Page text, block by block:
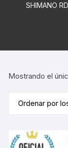
SHIMANO
Mostrando el